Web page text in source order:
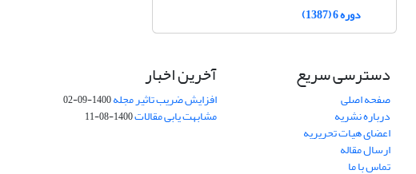
دوره 6 (1387)
دسترسی سریع
صفحه اصلی
درباره نشریه
اعضای هیات تحریریه
ارسال مقاله
تماس با ما
آخرین اخبار
افزایش ضریب تاثیر مجله1400-09-02
مشابهت یابی مقالات1400-08-11